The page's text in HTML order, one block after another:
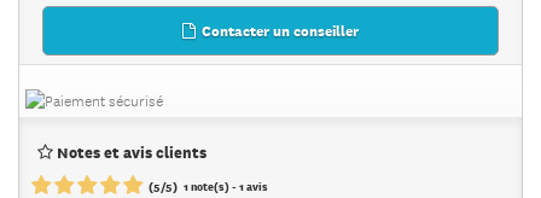
Contacter un conseiller
Notes et avis clients
(5/5) 1note(s) -1avis